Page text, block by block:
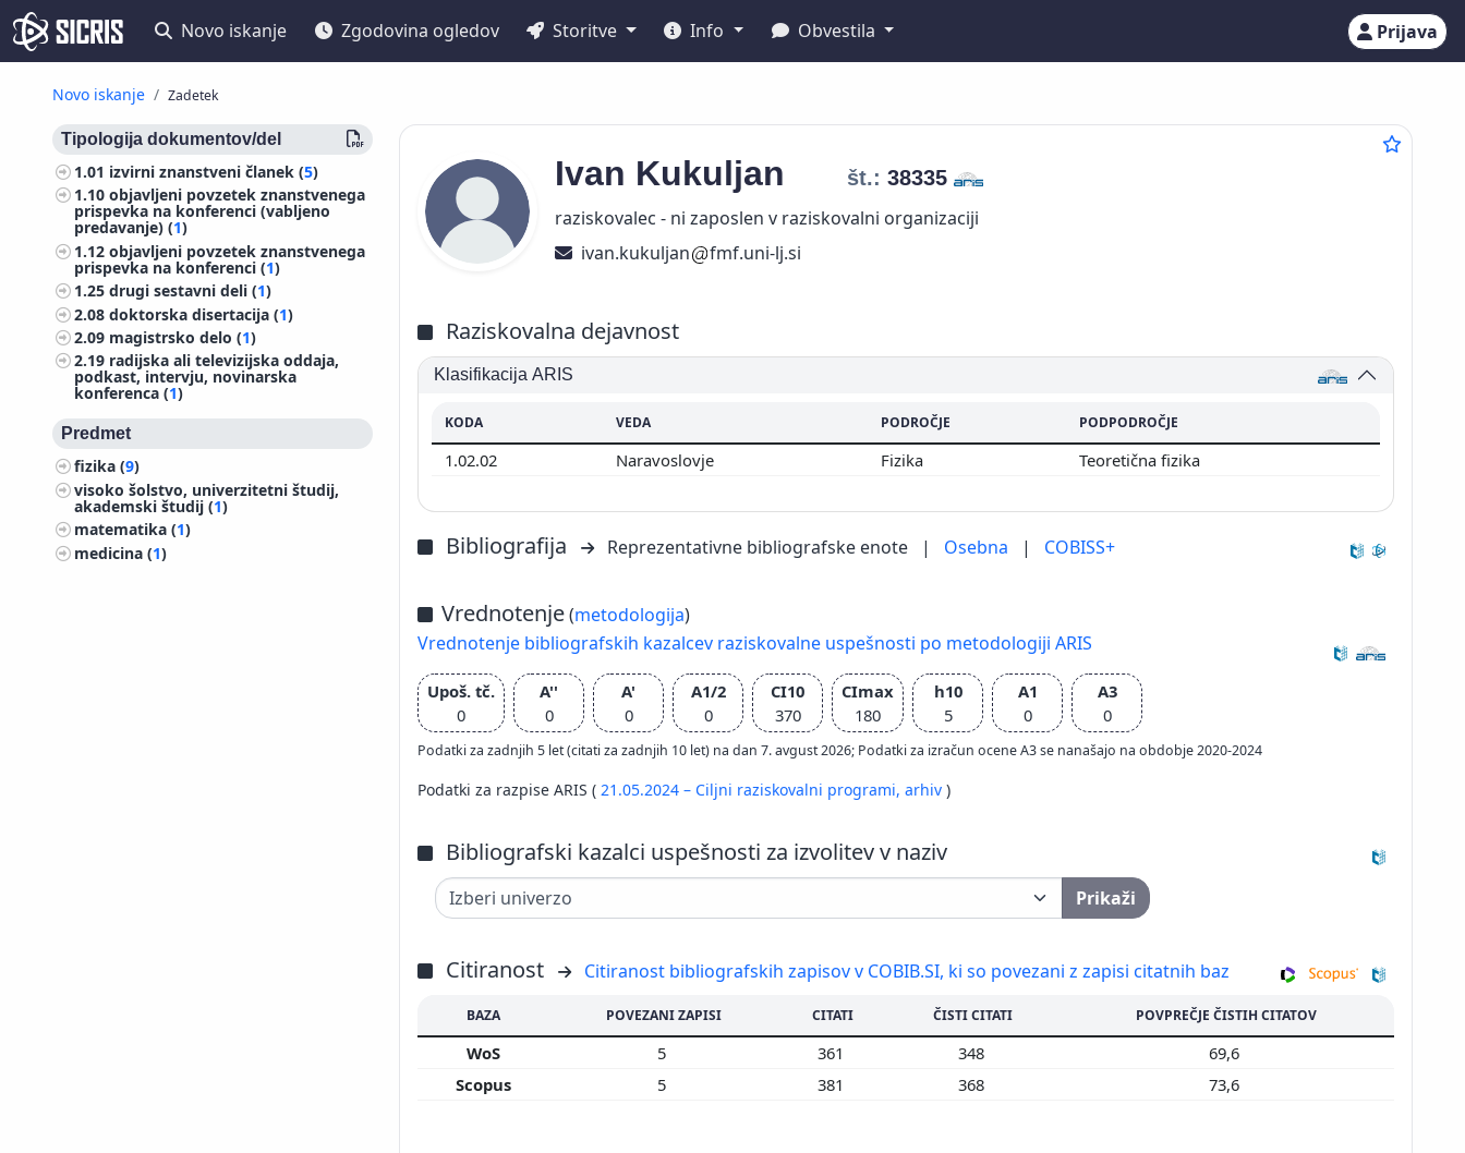
Novo iskanje Zgodovina ogledov Storitve Info Obvestila Prijava
Novo iskanje Zadetek
Tipologija dokumentov/del
1.01 izvirni znanstveni članek (5)
1.10objavljeni povzetek znanstvenega
prispevka na konferenci (vabljeno
predavanje) (1)
1.12objavljeni povzetek znanstvenega
prispevka na konferenci (1)
1.25drugi sestavni deli (1)
2.08doktorska disertacija (1)
2.09 magistrsko delo (1)
2.19 radijska ali televizijska oddaja,
podkast, intervju, novinarska
konferenca (1)
Predmet
fizika (9)
visoko šolstvo, univerzitetni študij,
akademski študij (1)
matematika (1)
medicina (1)
Ivan Kukuljan št.: 38335
raziskovalec - ni zaposlen v raziskovalni organizaciji
ivan.kukuljan
fmf.uni-lj.si
Raziskovalna dejavnost
Klasifikacija ARIS
KODA VEDA PODROČJE PODPODROČJE
1.02.02 Naravoslovje Fizika Teoretična fizika
Bibliografija Reprezentativne bibliografske enote | Osebna | COBISS+
Vrednotenje(metodologija)
Vrednotenje bibliografskih kazalcev raziskovalne uspešnosti po metodologiji ARIS
Upoš. tč.
0
A''
0
A'
0
A1/2
0
CI10
370
CImax
180
h10
5
A1
0
A3
0
Podatki za zadnjih 5 let (citati za zadnjih 10 let) na dan 7. avgust 2026; Podatki za izračun ocene A3 se nanašajo na obdobje 2020-2024
Podatki za razpise ARIS ( 21.05.2024 – Ciljni raziskovalni programi, arhiv )
Bibliografski kazalci uspešnosti za izvolitev v naziv
Prikaži
Citiranost Citiranost bibliografskih zapisov v COBIB.SI, ki so povezani z zapisi citatnih baz
BAZA POVEZANI ZAPISI CITATI ČISTI CITATI POVPREČJE ČISTIH CITATOV
WoS 5 361 348
69,6
Scopus
5 381 368 73,6